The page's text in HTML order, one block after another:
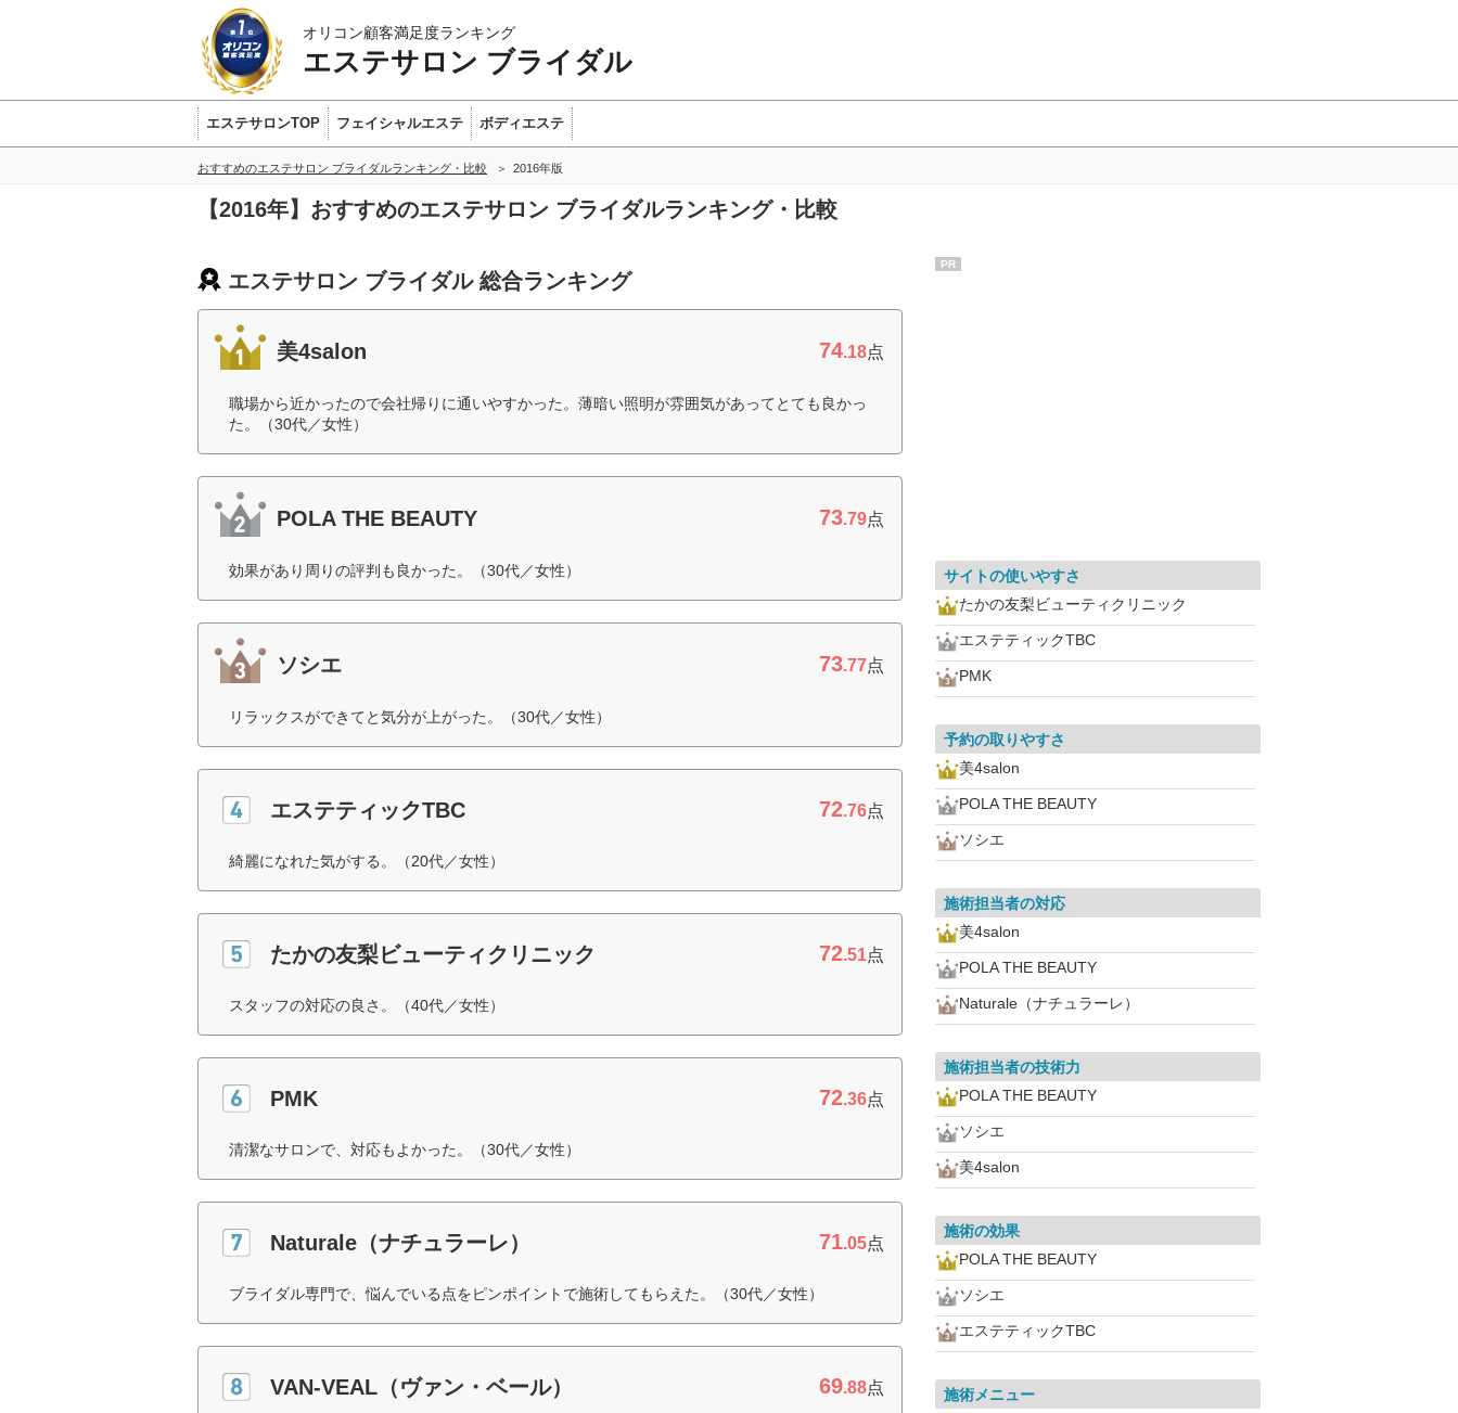
オリコン顧客満足度ランキング
エステサロン ブライダル
エステサロンTOP フェイシャルエステ ボディエステ
おすすめのエステサロン ブライダルランキング・比較 2016年版
【2016年】おすすめのエステサロン ブライダルランキング・比較
エステサロン ブライダル 総合ランキング
美4salon 74.18点
職場から近かったので会社帰りに通いやすかった。薄暗い照明が雰囲気があってとても良かっ
た。（30代／女性）
POLA THE BEAUTY 73.79点
効果があり周りの評判も良かった。（30代／女性）
ソシエ 73.77点
リラックスができてと気分が上がった。（30代／女性）
エステティックTBC 72.76点
綺麗になれた気がする。（20代／女性）
たかの友梨ビューティクリニック 72.51点
スタッフの対応の良さ。（40代／女性）
PMK 72.36点
清潔なサロンで、対応もよかった。（30代／女性）
Naturale（ナチュラーレ） 71.05点
ブライダル専門で、悩んでいる点をピンポイントで施術してもらえた。（30代／女性）
VAN-VEAL（ヴァン・ベール） 69.88点
PR
サイトの使いやすさ
たかの友梨ビューティクリニック
エステティックTBC
PMK
予約の取りやすさ
美4salon
POLA THE BEAUTY
ソシエ
施術担当者の対応
美4salon
POLA THE BEAUTY
Naturale（ナチュラーレ）
施術担当者の技術力
POLA THE BEAUTY
ソシエ
美4salon
施術の効果
POLA THE BEAUTY
ソシエ
エステティックTBC
施術メニュー